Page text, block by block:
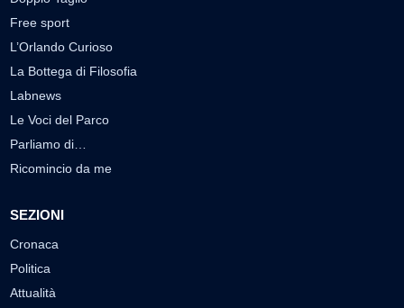
Free sport
L’Orlando Curioso
La Bottega di Filosofia
Labnews
Le Voci del Parco
Parliamo di…
Ricomincio da me
SEZIONI
Cronaca
Politica
Attualità